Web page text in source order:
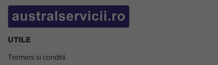
UTILE
Termeni si conditii